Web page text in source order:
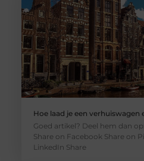
Hoe laad je een verhuiswagen
Goed artikel? Deel hem dan
Share on Facebook Share on
LinkedIn Share